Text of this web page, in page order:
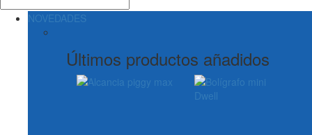
NOVEDADES
Últimos productos añadidos